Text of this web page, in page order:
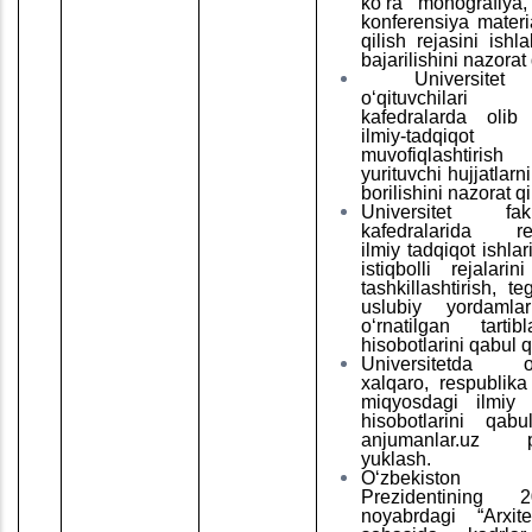
konferensiya
qilish rejasini
bajarilishini nazorat
o‘qituvchilari
kafedralarda olib
ilmiy-
yurituvchi
borilishini nazorat
Universitet
kafedralarida
ilmiy tadqiqot
istiqbolli
tashkillashtirish,
uslubiy
o‘rnatilgan
hisobotlarini qabul
Universitetda
xalqaro,
miqyosdagi ilmiy
hisobotlarini
anjumanlar.uz
yuklash.
Oʻzbekiston
Prezidentining
noyabrdagi